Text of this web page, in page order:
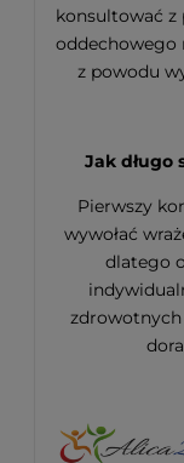
konsultować z
oddechowego
z powodu
Jak długo
Pierwszy
wywołać
dlatego